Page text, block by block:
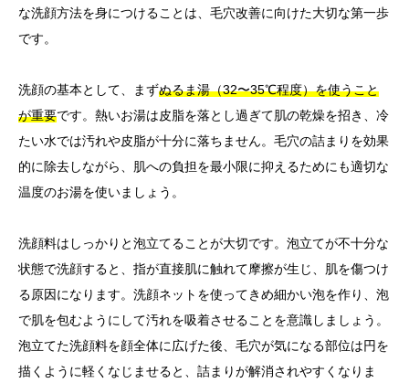
な洗顔方法を身につけることは、毛穴改善に向けた大切な第一歩
です。
洗顔の基本として、まずぬるま湯（32〜35℃程度）を使うこと
が重要です。熱いお湯は皮脂を落とし過ぎて肌の乾燥を招き、冷
たい水では汚れや皮脂が十分に落ちません。毛穴の詰まりを効果
的に除去しながら、肌への負担を最小限に抑えるためにも適切な
温度のお湯を使いましょう。
洗顔料はしっかりと泡立てることが大切です。泡立てが不十分な
状態で洗顔すると、指が直接肌に触れて摩擦が生じ、肌を傷つけ
る原因になります。洗顔ネットを使ってきめ細かい泡を作り、泡
で肌を包むようにして汚れを吸着させることを意識しましょう。
泡立てた洗顔料を顔全体に広げた後、毛穴が気になる部位は円を
描くように軽くなじませると、詰まりが解消されやすくなりま